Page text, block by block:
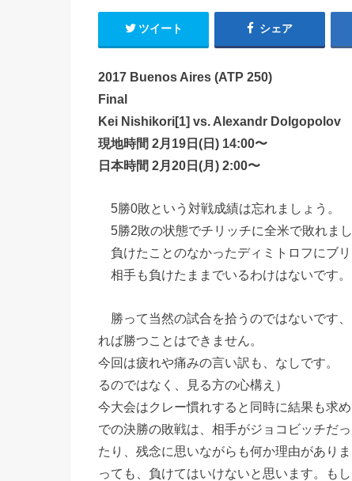
ツイート シェア
2017 Buenos Aires (ATP 250)
Final
Kei Nishikori[1] vs. Alexandr Dolgopolov
現地時間 2月19日(日) 14:00〜
日本時間 2月20日(月) 2:00〜
5勝0敗という対戦成績は忘れましょう。
5勝2敗の状態でチリッチに全米で敗れまし
負けたことのなかったディミトロフにブリ
相手も負けたままでいるわけはないです。
勝って当然の試合を拾うのではないです
れば勝つことはできません。
今回は疲れや痛みの言い訳も、なしです。
るのではなく、見る方の心構え）
今大会はクレー慣れすると同時に結果も求
での決勝の敗戦は、相手がジョコビッチだ
たり、残念に思いながらも何か理由があり
っても、負けてはいけないと思います。も